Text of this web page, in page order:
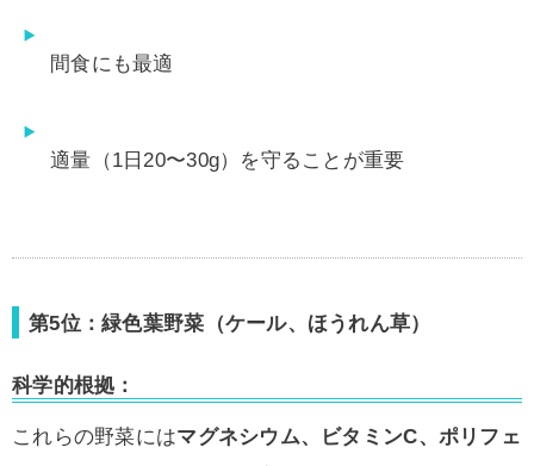
間食にも最適
適量（1日20〜30g）を守ることが重要
第5位：緑色葉野菜（ケール、ほうれん草）
科学的根拠：
これらの野菜にはマグネシウム、ビタミンC、ポリフェ